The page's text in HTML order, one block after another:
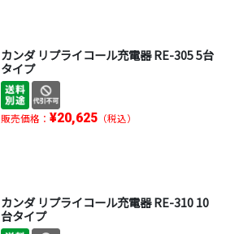
カンダ リプライコール充電器 RE-305 5台
タイプ
販売価格： ¥20,625（税込）
カンダ リプライコール充電器 RE-310 10
台タイプ